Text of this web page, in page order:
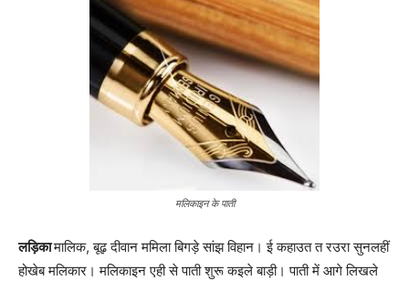
मलिकाइन के पाती
लड़िकामालिक, बूढ़ दीवान ममिला बिगड़े सांझ विहान। ई कहाउत त रउरा सुनलहीं
होखेब मलिकार। मलिकाइन एही से पाती शुरू कइले बाड़ी। पाती में आगे लिखले